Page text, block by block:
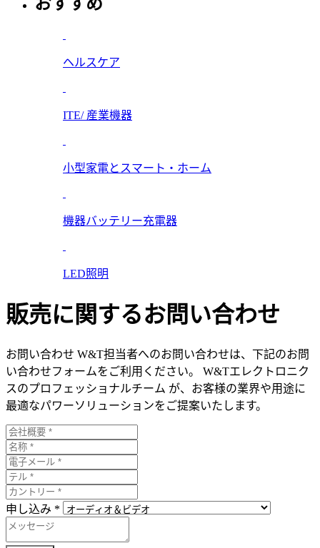
ヘルスケア
ITE/ 産業機器
小型家電とスマート・ホーム
機器バッテリー充電器
LED照明
販売に関するお問い合わせ
お問い合わせ W&T担当者へのお問い合わせは、下記のお問
い合わせフォームをご利用ください。 W&Tエレクトロニク
スのプロフェッショナルチーム が、お客様の業界や用途に
最適なパワーソリューションをご提案いたします。
申し込み *